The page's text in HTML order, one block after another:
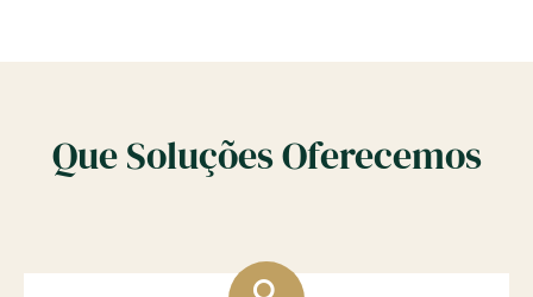
Que Soluções Oferecemos